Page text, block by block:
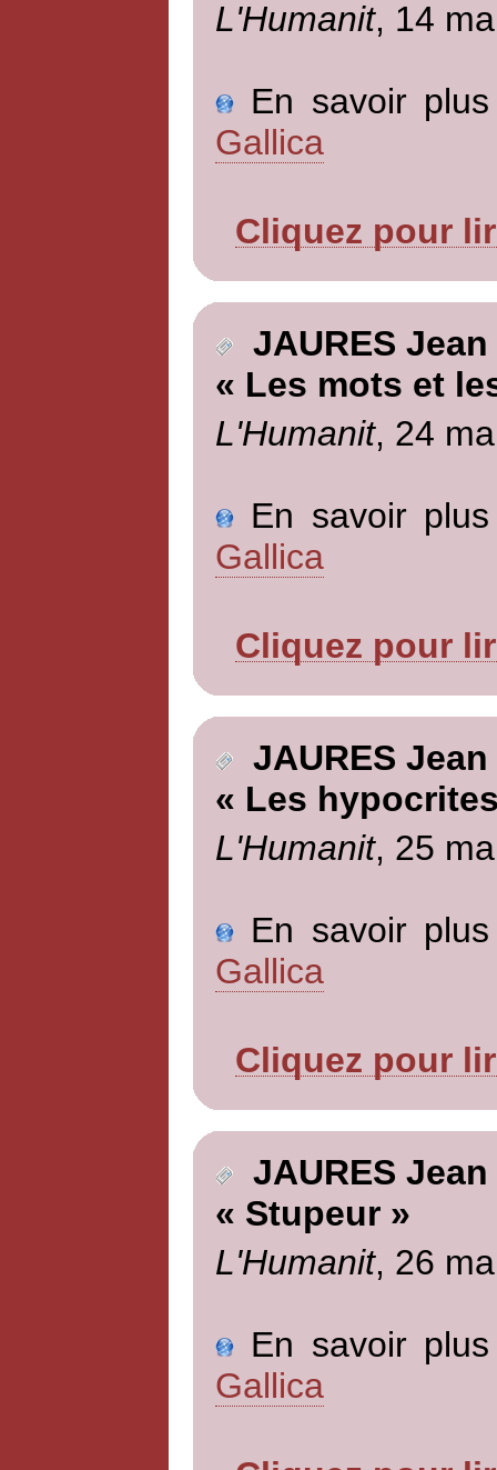
L'Humanit, 14
En savoir
Gallica
Cliquez pour
JAURES Jean
« Les mots et
L'Humanit, 24
En savoir
Gallica
Cliquez pour
JAURES Jean
« Les
L'Humanit, 25
En savoir
Gallica
Cliquez pour
JAURES Jean
« Stupeur »
L'Humanit, 26
En savoir
Gallica